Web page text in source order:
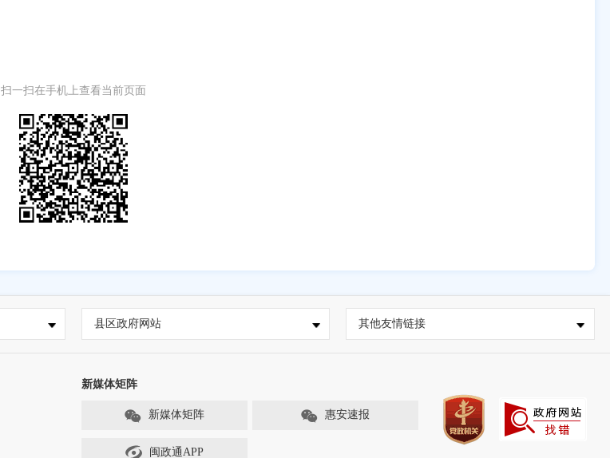
扫一扫在手机上查看当前页面
县区政府网站 其他友情链接
新媒体矩阵
新媒体矩阵 惠安速报
闽政通APP